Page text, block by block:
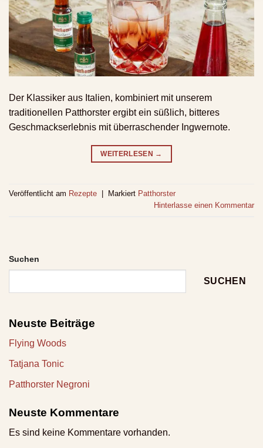
Der Klassiker aus Italien, kombiniert mit unserem
traditionellen Patthorster ergibt ein süßlich, bitteres
Geschmackserlebnis mit überraschender Ingwernote.
WEITERLESEN →
Veröffentlicht am Rezepte Markiert Patthorster
Hinterlasse einen Kommentar
Suchen
SUCHEN
Neuste Beiträge
Flying Woods
Tatjana Tonic
Patthorster Negroni
Neuste Kommentare
Es sind keine Kommentare vorhanden.